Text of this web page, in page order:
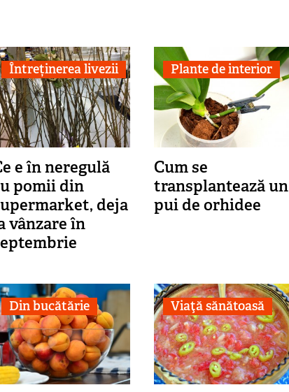
Întreținerea livezii
e în neregulă
pomii din
deja
vânzare în
Plante de interior
Cum se
transplantează un
pui de orhidee
Din bucătărie Viaţă sănătoasă